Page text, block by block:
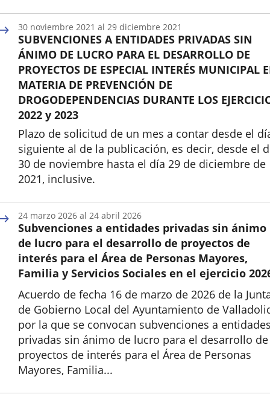
Inicio
SUBVENCIONES A ENTIDADES PRIVADAS SIN
ÁNIMO DE LUCRO PARA EL DESARROLLO DE
PROYECTOS DE ESPECIAL INTERÉS MUNICIPAL
MATERIA DE PREVENCIÓN DE
DROGODEPENDENCIAS DURANTE LOS
2022 y 2023
Plazo de solicitud de un mes a contar desde el
siguiente al de la publicación, es decir, desde el
30 de noviembre hasta el día 29 de diciembre de
2021, inclusive.
Inicio
30 noviembre 2021 al 29 diciembre 2021
Subvenciones a entidades privadas sin ánimo
de lucro para el desarrollo de proyectos de
interés para el Área de Personas Mayores,
Familia y Servicios Sociales en el ejercicio
Acuerdo de fecha 16 de marzo de 2026 de la
de Gobierno Local del Ayuntamiento de
por la que se convocan subvenciones a
privadas sin ánimo de lucro para el desarrollo de
proyectos de interés para el Área de Personas
Mayores, Familia...
Inicio
24 marzo 2026 al 24 abril 2026